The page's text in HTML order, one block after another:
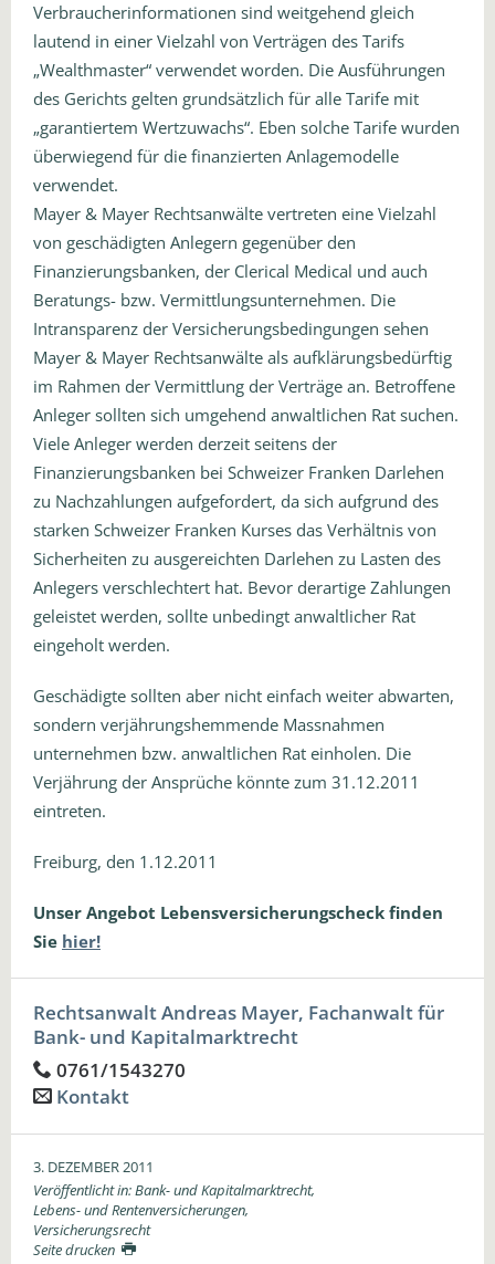
Verbraucherinformationen sind weitgehend gleich
lautend in einer Vielzahl von Verträgen des Tarifs
„Wealthmaster“ verwendet worden. Die Ausführungen
des Gerichts gelten grundsätzlich für alle Tarife mit
„garantiertem Wertzuwachs“. Eben solche Tarife wurden
überwiegend für die finanzierten Anlagemodelle
verwendet.
Mayer & Mayer Rechtsanwälte vertreten eine Vielzahl
von geschädigten Anlegern gegenüber den
Finanzierungsbanken, der Clerical Medical und auch
Beratungs- bzw. Vermittlungsunternehmen. Die
Intransparenz der Versicherungsbedingungen sehen
Mayer & Mayer Rechtsanwälte als aufklärungsbedürftig
im Rahmen der Vermittlung der Verträge an. Betroffene
Anleger sollten sich umgehend anwaltlichen Rat suchen.
Viele Anleger werden derzeit seitens der
Finanzierungsbanken bei Schweizer Franken Darlehen
zu Nachzahlungen aufgefordert, da sich aufgrund des
starken Schweizer Franken Kurses das Verhältnis von
Sicherheiten zu ausgereichten Darlehen zu Lasten des
Anlegers verschlechtert hat. Bevor derartige Zahlungen
geleistet werden, sollte unbedingt anwaltlicher Rat
eingeholt werden.
Geschädigte sollten aber nicht einfach weiter abwarten,
sondern verjährungshemmende Massnahmen
unternehmen bzw. anwaltlichen Rat einholen. Die
Verjährung der Ansprüche könnte zum 31.12.2011
eintreten.
Freiburg, den 1.12.2011
Unser Angebot Lebensversicherungscheck finden
Sie hier!
Rechtsanwalt Andreas Mayer, Fachanwalt für
Bank- und Kapitalmarktrecht
0761/1543270
Kontakt
3. DEZEMBER 2011
Veröffentlicht in:Bank- und Kapitalmarktrecht,
Lebens- und Rentenversicherungen,
Versicherungsrecht
Seite drucken